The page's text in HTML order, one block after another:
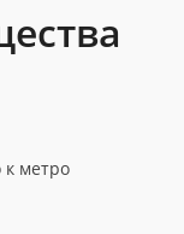
метро